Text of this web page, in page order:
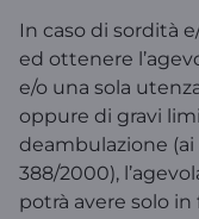
In caso di sordità
ed ottenere
e/o una sola
oppure di gravi
deambulazione (ai
388/2000),
potrà avere solo